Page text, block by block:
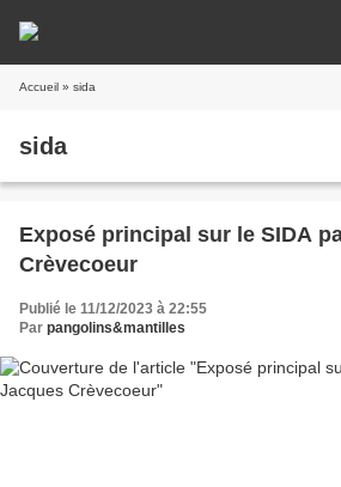
Accueil » sida
sida
Exposé principal sur le SIDA
Crèvecoeur
Publié le 11/12/2023 à 22:55
Par pangolins&mantilles